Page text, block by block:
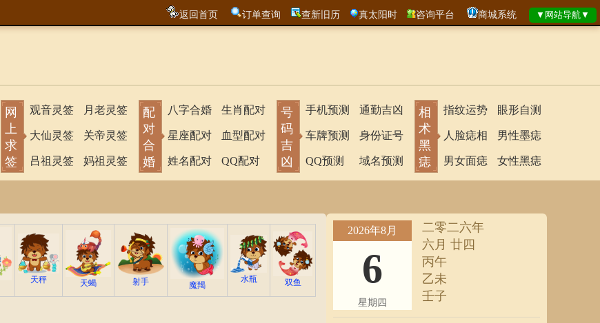
返回首页 订单查询 查新旧历 真太阳时 咨询平台 商城系统
网
上
求
签
观音灵签
大仙灵签
吕祖灵签
月老灵签
关帝灵签
妈祖灵签
配
对
合
婚
八字合婚
星座配对
姓名配对
生肖配对
血型配对
QQ配对
号
码
吉
凶
手机预测
车牌预测
QQ预测
通勤吉凶
身份证号
域名预测
相
术
黑
痣
指纹运势
人脸痣相
男女面痣
眼形自测
男性墨痣
女性黑痣
天秤 天蝎 射手 魔羯
水瓶 双鱼
2026年8月
6
星期四
二零二六年
六月 廿四
丙午
乙未
壬子